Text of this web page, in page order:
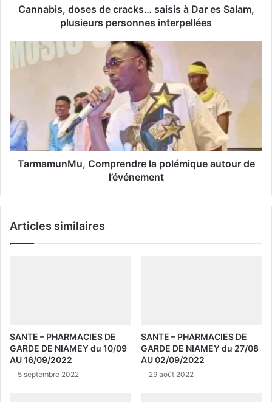
i
Cannabis, doses de cracks… saisis à Dar es Salam,
plusieurs personnes interpellées
TarmamunMu, Comprendre la polémique autour de
l’événement
Articles similaires
SANTE – PHARMACIES DE
GARDE DE NIAMEY du 10/09
AU 16/09/2022
5 septembre 2022
SANTE – PHARMACIES DE
GARDE DE NIAMEY du 27/08
AU 02/09/2022
29 août 2022